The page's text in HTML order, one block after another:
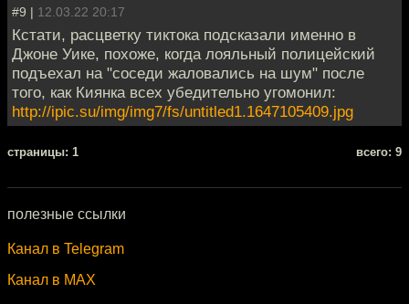
#9 | 12.03.22 20:17
Кстати, расцветку тиктока подсказали именно в
Джоне Уике, похоже, когда лояльный полицейский
подъехал на "соседи жаловались на шум" после
того, как Киянка всех убедительно угомонил:
http://ipic.su/img/img7/fs/untitled1.1647105409.jpg
cтраницы: 1 всего: 9
полезные ссылки
Канал в Telegram
Канал в MAX